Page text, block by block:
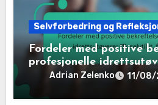
Selvforbedring og
Fordeler med positive
profesjonelle
selvtillit, fokus og ytelse
Adrian Zelenko 11/08/